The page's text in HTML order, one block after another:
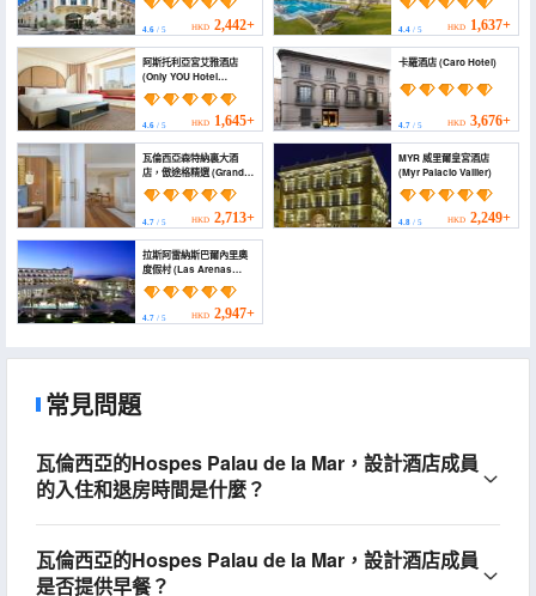
4.6 / 5 HKD 2,442+ 4.4/ 5 HKD 1,637+
阿斯托利亞宮艾雅酒店
(Only YOU Hotel
Valencia)
4.6 / 5 HKD 1,645+
卡羅酒店 (Caro Hotel)
4.7/ 5 HKD 3,676+
瓦倫西亞森特納裏大酒
店，傲途格精選 (Grand
Hotel Centenari,
Valencia, Autograph
Collection)
4.7 / 5 HKD 2,713+
MYR 威里爾皇宮酒店
(Myr Palacio Vallier)
4.8/ 5 HKD 2,249+
拉斯阿雷納斯巴爾內里奧
度假村 (Las Arenas
Balneario Resort)
4.7 / 5 HKD 2,947+
常見問題
瓦倫西亞的Hospes Palau de la Mar，設計酒店成員
的入住和退房時間是什麼？
瓦倫西亞的Hospes Palau de la Mar，設計酒店成員
是否提供早餐？